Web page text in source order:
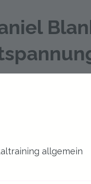
allgemein